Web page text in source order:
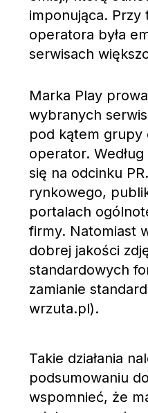
imponująca.
operatora była
serwisach
Marka Play
wybranych
pod kątem grupy
operator.
się na odcinku
rynkowego,
portalach
firmy. Natomiast
dobrej jakości
standardowych
zamianie
wrzuta.pl).
Takie działania
podsumowaniu
wspomnieć, że